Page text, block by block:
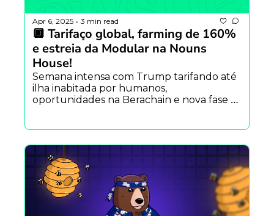
Apr 6, 2025 • 3 min read
🔲 Tarifaço global, farming de 160%
e estreia da Modular na Nouns
House!
Semana intensa com Trump tarifando até
ilha inabitada por humanos,
oportunidades na Berachain e nova fase